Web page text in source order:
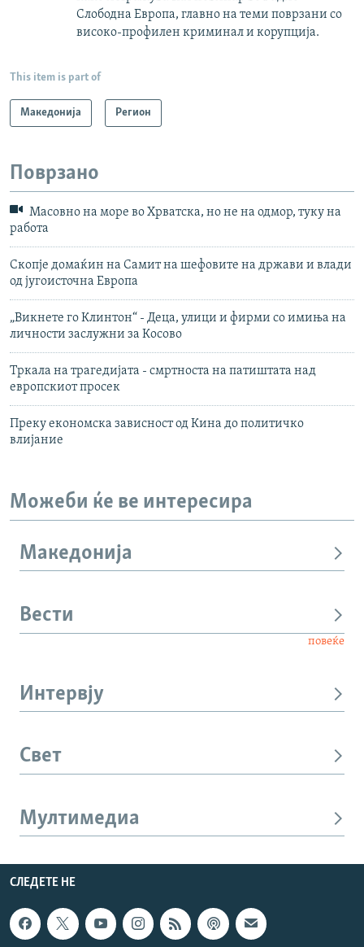
Слободна Европа, главно на теми поврзани со
високо-профилен криминал и корупција.
This item is part of
Македонија Регион
Поврзано
Масовно на море во Хрватска, но не на одмор, туку на
работа
Скопје домаќин на Самит на шефовите на држави и влади
од југоисточна Европа
„Викнете го Клинтон“ - Деца, улици и фирми со имиња на
личности заслужни за Косово
Тркала на трагедијата - смртноста на патиштата над
европскиот просек
Преку економска зависност од Кина до политичко
влијание
Можеби ќе ве интересира
Македонија
Вести
повеќе
Интервју
Свет
Мултимедиа
СЛЕДЕТЕ НЕ